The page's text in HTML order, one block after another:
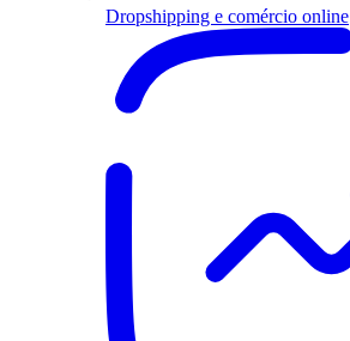
Dropshipping e comércio online